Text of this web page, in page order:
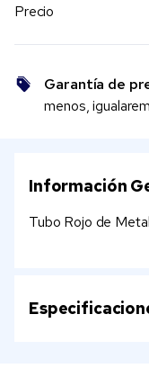
Precio
Garantía de
menos,
Información
Tubo Rojo de